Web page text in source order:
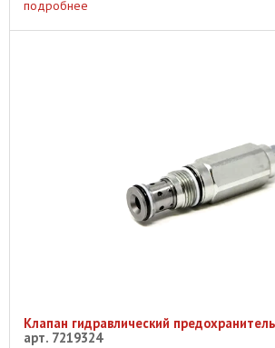
подробнее
Клапан гидравлический
арт. 7219324